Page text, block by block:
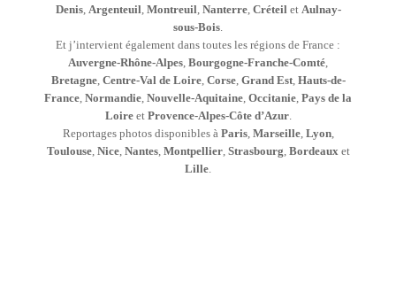
Denis, Argenteuil, Montreuil, Nanterre, Créteilet Aulnay-
sous-Bois.
Et j’intervient également dans toutes les régions de France :
Auvergne-Rhône-Alpes, Bourgogne-Franche-Comté,
Bretagne, Centre-Val de Loire, Corse, Grand Est, Hauts-de-
France, Normandie, Nouvelle-Aquitaine, Occitanie, Pays de la
Loireet Provence-Alpes-Côte d’Azur.
Reportages photos disponibles à Paris, Marseille, Lyon,
Toulouse, Nice, Nantes, Montpellier, Strasbourg, Bordeauxet
Lille.